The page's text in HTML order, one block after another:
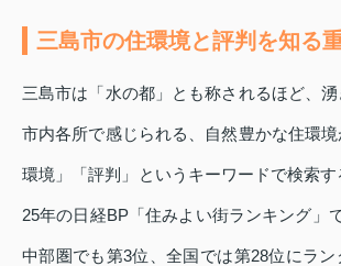
三島市の住環境と評判を知る
三島市は「水の都」とも称されるほど、
市内各所で感じられる、自然豊かな住環
環境」「評判」というキーワードで検索
25年の日経BP「住みよい街ランキング」
中部圏でも第3位、全国では第28位にラ